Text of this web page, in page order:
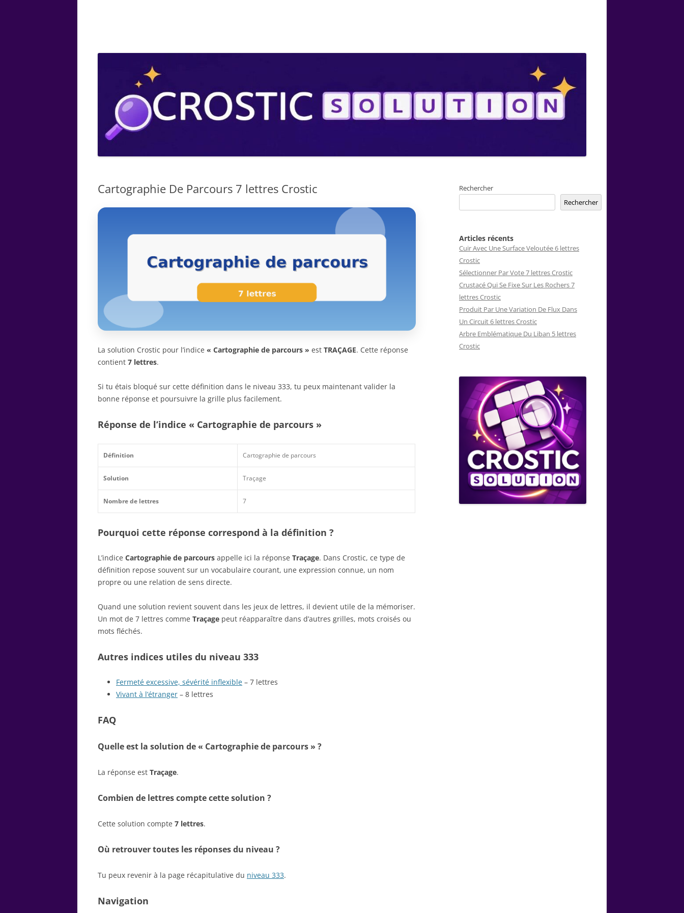
Cartographie De Parcours 7 lettres Crostic
La solution Crostic pour l’indice « Cartographie de parcours » est TRAÇAGE. Cette réponse
contient 7 lettres.
Si tu étais bloqué sur cette définition dans le niveau 333, tu peux maintenant valider la
bonne réponse et poursuivre la grille plus facilement.
Réponse de l’indice « Cartographie de parcours »
Définition Cartographie de parcours
Solution Traçage
Nombre de lettres 7
Pourquoi cette réponse correspond à la définition ?
L’indice Cartographie de parcours appelle ici la réponse Traçage. Dans Crostic, ce type de
définition repose souvent sur un vocabulaire courant, une expression connue, un nom
propre ou une relation de sens directe.
Quand une solution revient souvent dans les jeux de lettres, il devient utile de la mémoriser.
Un mot de 7 lettres comme Traçage peut réapparaître dans d’autres grilles, mots croisés ou
mots fléchés.
Autres indices utiles du niveau 333
Fermeté excessive, sévérité inflexible – 7 lettres
Vivant à l’étranger – 8 lettres
FAQ
Quelle est la solution de « Cartographie de parcours » ?
La réponse est Traçage.
Combien de lettres compte cette solution ?
Cette solution compte 7 lettres.
Où retrouver toutes les réponses du niveau ?
Tu peux revenir à la page récapitulative du niveau 333.
Navigation
Rechercher
Rechercher
Articles récents
Cuir Avec Une Surface Veloutée 6 lettres
Crostic
Sélectionner Par Vote 7 lettres Crostic
Crustacé Qui Se Fixe Sur Les Rochers 7
lettres Crostic
Produit Par Une Variation De Flux Dans
Un Circuit 6 lettres Crostic
Arbre Emblématique Du Liban 5 lettres
Crostic